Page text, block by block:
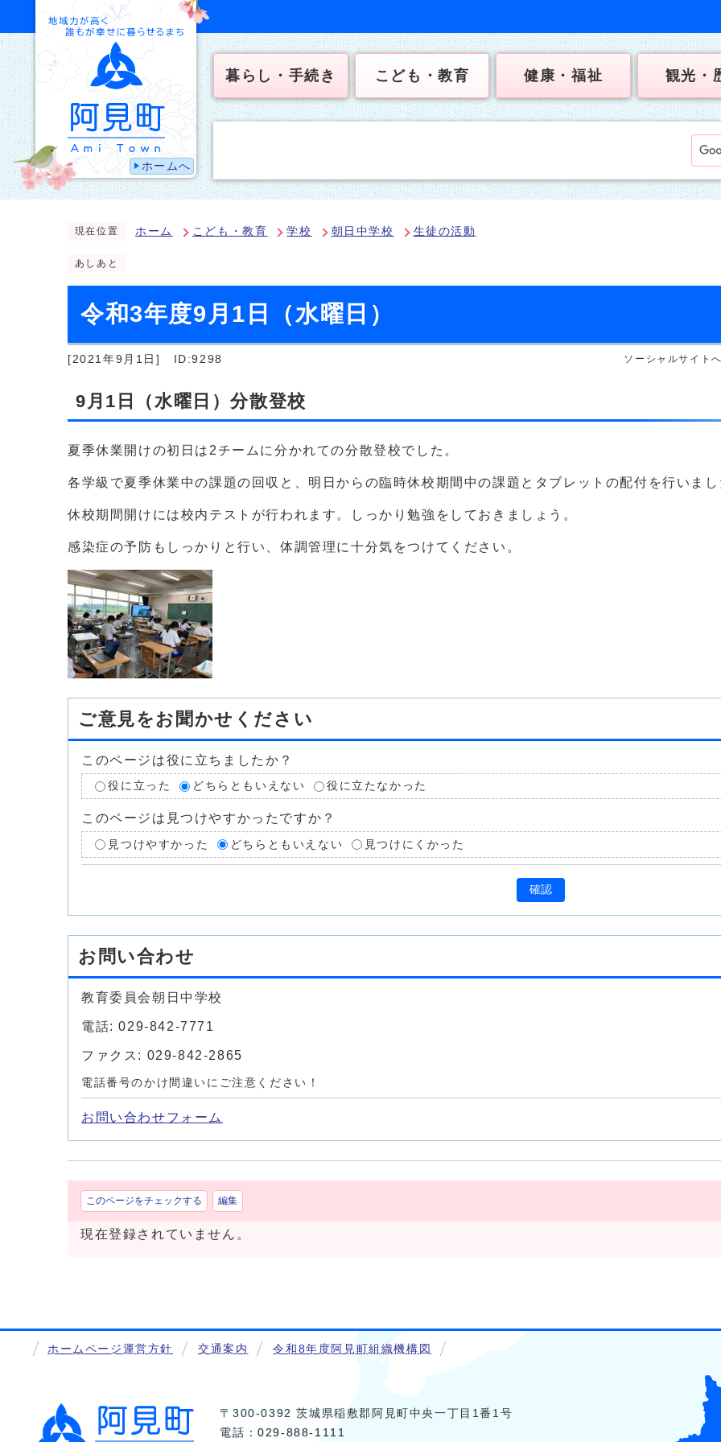
ホームへ
暮らし・手続き こども・教育 健康・福祉 観光・
現在位置 ホーム こども・教育 学校 朝日中学校 生徒の活動
あしあと
令和3年度9月1日（水曜日）
[2021年9月1日] ID:9298 ソーシャルサイト
9月1日（水曜日）分散登校
夏季休業開けの初日は2チームに分かれての分散登校でした。
各学級で夏季休業中の課題の回収と、明日からの臨時休校期間中の課題とタブレットの配付を行いま
休校期間開けには校内テストが行われます。しっかり勉強をしておきましょう。
感染症の予防もしっかりと行い、体調管理に十分気をつけてください。
ご意見をお聞かせください
このページは役に立ちましたか？
役に立った どちらともいえない 役に立たなかった
このページは見つけやすかったですか？
見つけやすかった どちらともいえない 見つけにくかった
確認
お問い合わせ
教育委員会朝日中学校
電話: 029-842-7771
ファクス: 029-842-2865
電話番号のかけ間違いにご注意ください！
お問い合わせフォーム
このページをチェックする 編集
現在登録されていません。
ホームページ運営方針 交通案内 令和8年度阿見町組織機構図
〒300-0392 茨城県稲敷郡阿見町中央一丁目1番1号
電話：029-888-1111